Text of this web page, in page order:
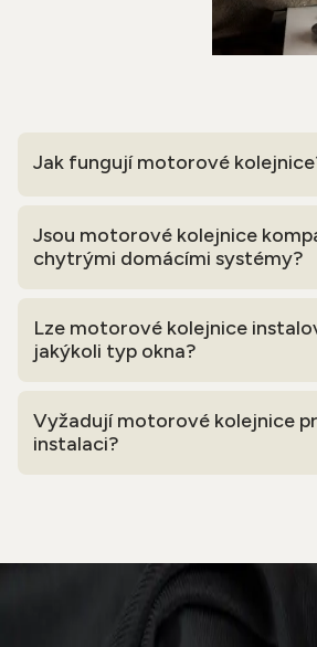
Jak fungují motorové
Jsou motorové kolejnice
chytrými domácími systémy?
Lze motorové kolejnice
jakýkoli typ okna?
Vyžadují motorové kolejnice
instalaci?